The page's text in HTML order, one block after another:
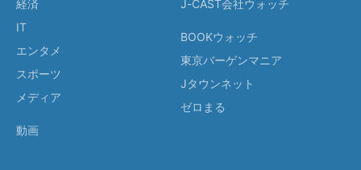
経済
IT
エンタメ
スポーツ
メディア
動画
J-CAST会社ウォッチ
BOOKウォッチ
東京バーゲンマニア
Jタウンネット
ゼロまる